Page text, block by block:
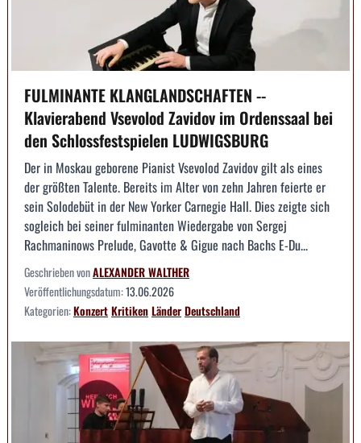
FULMINANTE KLANGLANDSCHAFTEN --
Klavierabend Vsevolod Zavidov im Ordenssaal bei
den Schlossfestspielen LUDWIGSBURG
Der in Moskau geborene Pianist Vsevolod Zavidov gilt als eines
der größten Talente. Bereits im Alter von zehn Jahren feierte er
sein Solodebüt in der New Yorker Carnegie Hall. Dies zeigte sich
sogleich bei seiner fulminanten Wiedergabe von Sergej
Rachmaninows Prelude, Gavotte & Gigue nach Bachs E-Du...
Geschrieben vonALEXANDER WALTHER
Veröffentlichungsdatum:13.06.2026
Kategorien:KonzertKritikenLänderDeutschland